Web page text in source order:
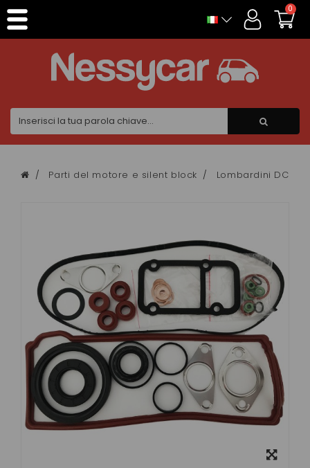
0
Parti del motore e silent block Lombardini DCI
Pannello di gestione dei cookies